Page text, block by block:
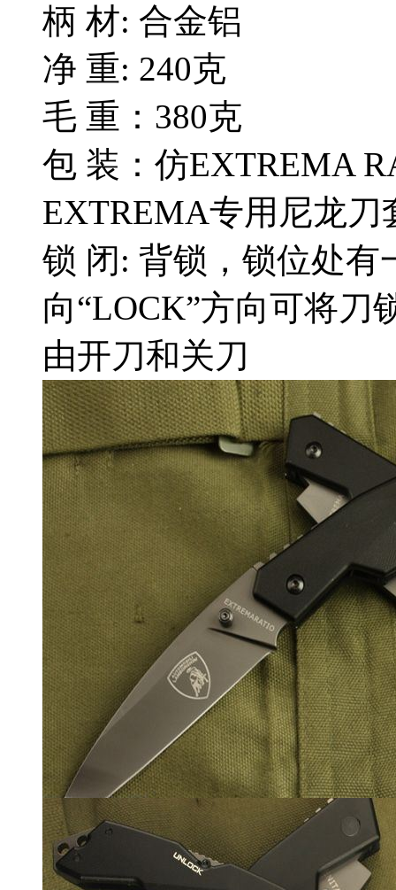
柄 材: 合金铝
净 重: 240克
毛 重：380克
包 装：仿EXTREMA
EXTREMA专用尼龙刀
锁 闭: 背锁，锁位处有
向“LOCK”方向可将刀
由开刀和关刀